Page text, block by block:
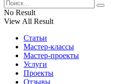
No Result
View All Result
Статьи
Мастер-классы
Мастер-проекты
Услуги
Проекты
Отзывы